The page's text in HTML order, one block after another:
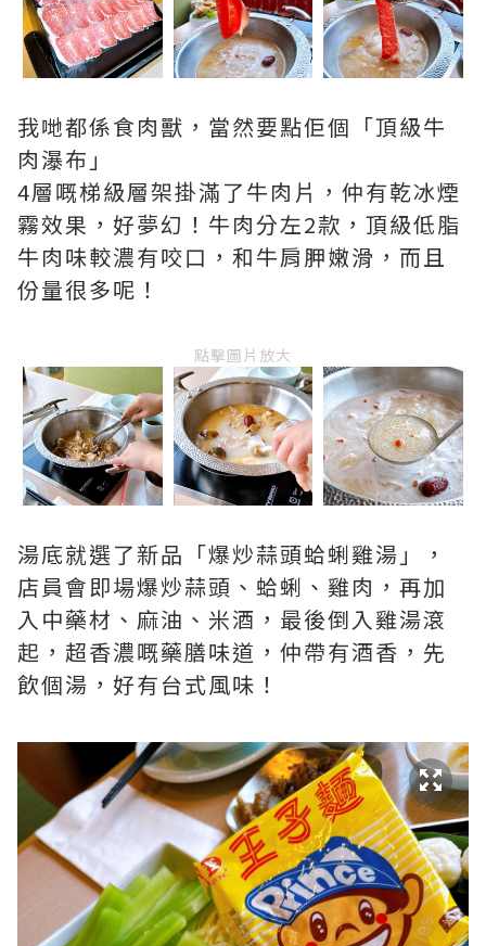
我哋都係食肉獸，當然要點佢個「頂級牛
肉瀑布」
4層嘅梯級層架掛滿了牛肉片，仲有乾冰煙
霧效果，好夢幻！牛肉分左2款，頂級低脂
牛肉味較濃有咬口，和牛肩胛嫩滑，而且
份量很多呢！
點擊圖片放大
湯底就選了新品「爆炒蒜頭蛤蜊雞湯」，
店員會即場爆炒蒜頭、蛤蜊、雞肉，再加
入中藥材、麻油、米酒，最後倒入雞湯滾
起，超香濃嘅藥膳味道，仲帶有酒香，先
飲個湯，好有台式風味！